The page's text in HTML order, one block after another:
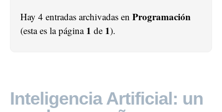
Hay 4 entradas archivadas en Programación
(esta es la página 1 de 1).
Inteligencia Artificial: un